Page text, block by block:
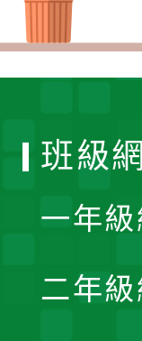
班級
一年級
二年級